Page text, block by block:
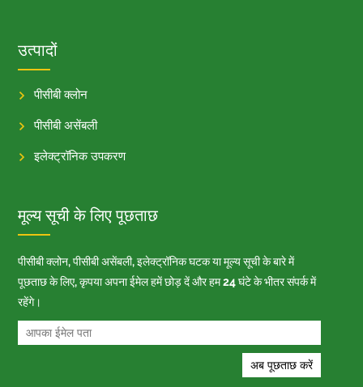
उत्पादों
पीसीबी क्लोन
पीसीबी असेंबली
इलेक्ट्रॉनिक उपकरण
मूल्य सूची के लिए पूछताछ
पीसीबी क्लोन, पीसीबी असेंबली, इलेक्ट्रॉनिक घटक या मूल्य सूची के बारे में
पूछताछ के लिए, कृपया अपना ईमेल हमें छोड़ दें और हम 24 घंटे के भीतर संपर्क में
रहेंगे।